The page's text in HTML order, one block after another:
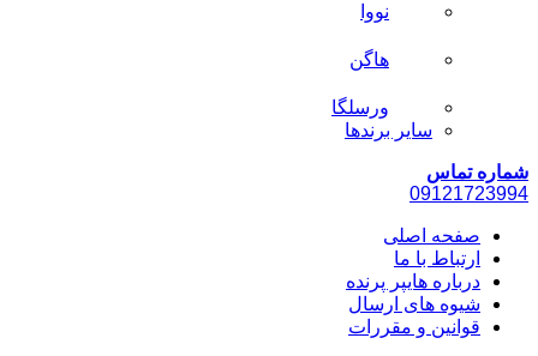
نووا
هاگن
ورسلگا
سایر برند‌ها
شماره تماس
09121723994
صفحه اصلی
ارتباط با ما
درباره هایپر پرنده
شیوه های ارسال
قوانین و مقررات